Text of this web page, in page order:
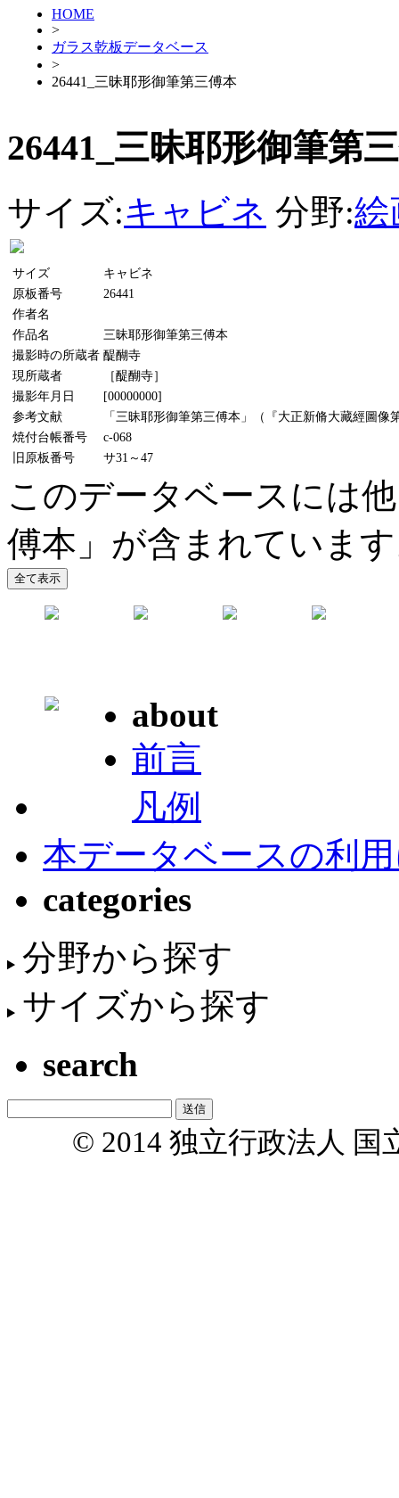
HOME
>
ガラス乾板データベース
>
26441_三昧耶形御筆第三傅本
26441_三昧耶形御筆第
サイズ:キャビネ 分野:絵
サイズ
キャビネ
原板番号
26441
作者名
作品名
三昧耶形御筆第三傅本
撮影時の所蔵者 醍醐寺
現所蔵者
［醍醐寺］
撮影年月日
[00000000]
参考文献
「三昧耶形御筆第三傅本」（『大正新脩大藏經圖
焼付台帳番号
c-068
旧原板番号
サ31～47
このデータベースには
傅本」が含まれていま
about
前言
凡例
本データベースの利
categories
分野から探す
サイズから探す
search
© 2014 独立行政法人 国